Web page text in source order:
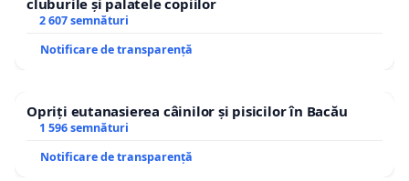
cluburile și palatele copiilor
2 607 semnături
Notificare de transparență
Opriți eutanasierea câinilor și pisicilor în Bacău
1 596 semnături
Notificare de transparență